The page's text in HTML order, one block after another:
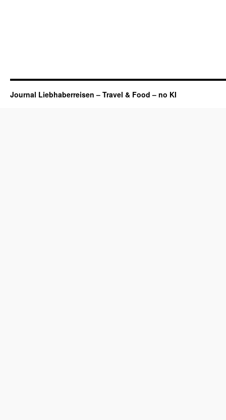
Journal Liebhaberreisen – Travel & Food – no KI